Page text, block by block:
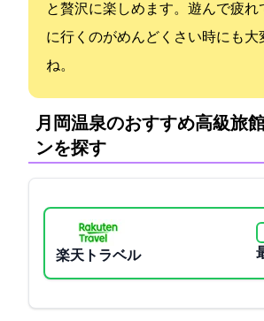
と贅沢に楽しめます。遊んで疲れ
に行くのがめんどくさい時にも大
ね。
月岡温泉のおすすめ高級旅
ンを探す
楽天トラベル